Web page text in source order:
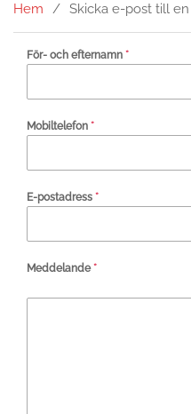
Hem Skicka e-post till
För- och efternamn *
Mobiltelefon *
E-postadress *
Meddelande*